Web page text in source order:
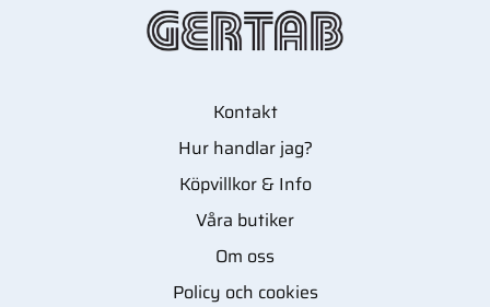
Kontakt
Hur handlar jag?
Köpvillkor & Info
Våra butiker
Om oss
Policy och cookies